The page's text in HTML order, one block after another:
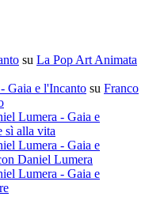
su La Pop Art Animata
Gaia e l'Incanto su Franco
Lumera - Gaia e
sì alla vita
Lumera - Gaia e
Daniel Lumera
Lumera - Gaia e